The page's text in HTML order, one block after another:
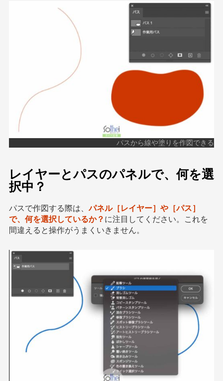
パスから線や塗りを作図できる
レイヤーとパスのパネルで、何を選
択中？
パスで作図する際は、 パネル［レイヤー］や［パス］
で、何を選択しているか？ に注目してください。これを
間違えると操作がうまくいきません。